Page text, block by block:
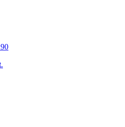
.